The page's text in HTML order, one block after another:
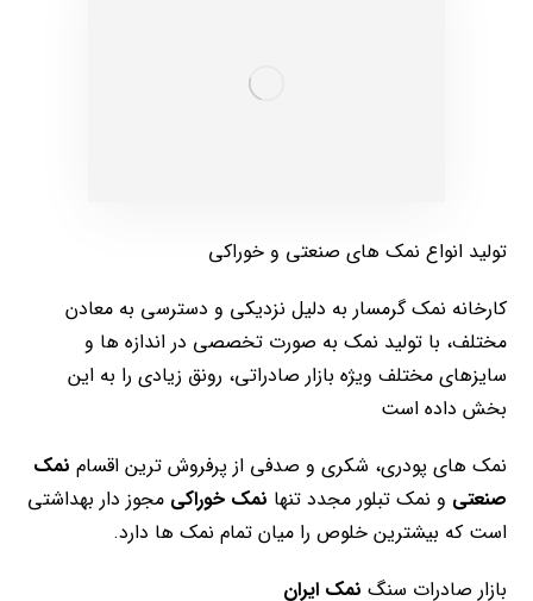
تولید انواع نمک های صنعتی و خوراکی
کارخانه نمک گرمسار به دلیل نزدیکی و دسترسی به معادن
مختلف، با تولید نمک به صورت تخصصی در اندازه ها و
سایزهای مختلف ویژه بازار صادراتی، رونق زیادی را به این
بخش داده است
نمک های پودری، شکری و صدفی از پرفروش ترین اقسام نمک
صنعتی و نمک تبلور مجدد تنها نمک خوراکی مجوز دار بهداشتی
است که بیشترین خلوص را میان تمام نمک ها دارد.
بازار صادرات سنگ نمک ایران